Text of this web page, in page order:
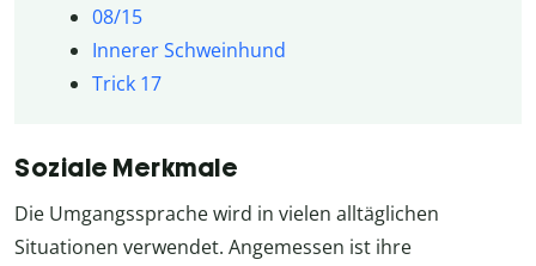
08/15
Innerer Schweinhund
Trick 17
Soziale Merkmale
Die Umgangssprache wird in vielen alltäglichen
Situationen verwendet. Angemessen ist ihre